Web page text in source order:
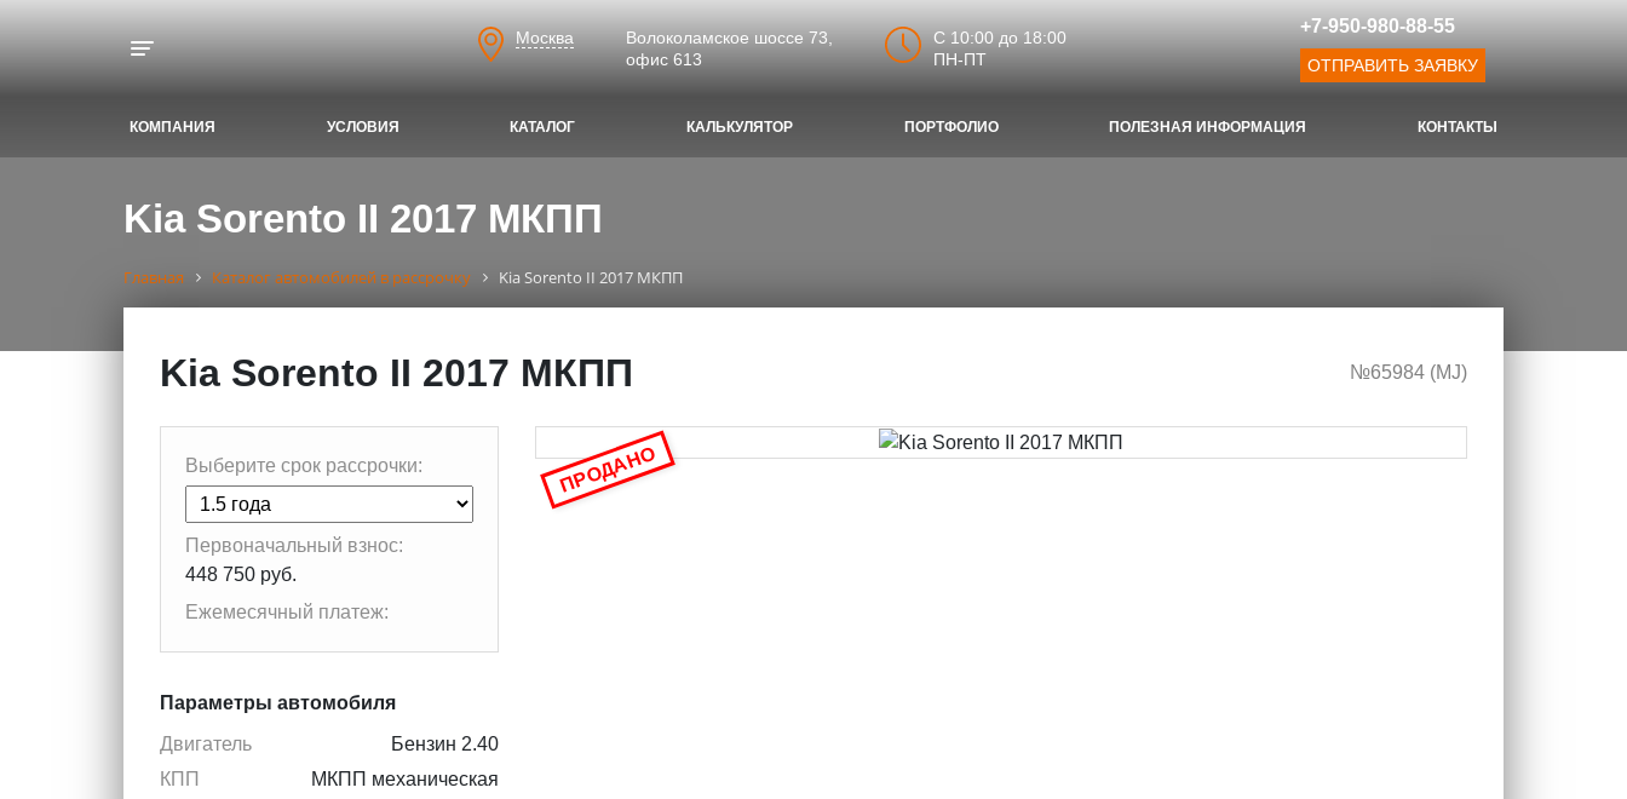
Москва
Волоколамское шоссе 73,
офис 613
C 10:00 до 18:00
ПН-ПТ
+7-950-980-88-55
ОТПРАВИТЬ ЗАЯВКУ
КОМПАНИЯ УСЛОВИЯ КАТАЛОГ КАЛЬКУЛЯТОР ПОРТФОЛИО ПОЛЕЗНАЯ ИНФОРМАЦИЯ КОНТАКТЫ
Kia Sorento II 2017 МКПП
Главная Каталог автомобилей в рассрочку Kia Sorento II 2017 МКПП
Kia Sorento II 2017 МКПП №65984 (МJ)
Выберите срок рассрочки:
Первоначальный взнос:
448 750 руб.
Ежемесячный платеж:
Параметры автомобиля
Двигатель
Бензин 2.40
КПП
МКПП механическая
ПРОДАНО